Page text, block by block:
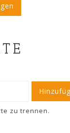
zu trennen.